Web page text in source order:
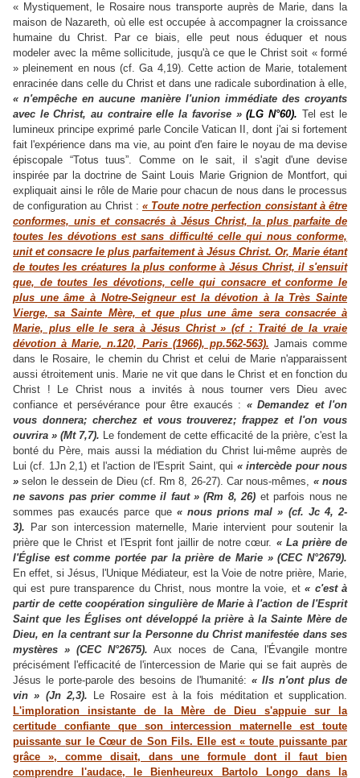
« Mystiquement, le Rosaire nous transporte auprès de Marie, dans la
maison de Nazareth, où elle est occupée à accompagner la croissance
humaine du Christ. Par ce biais, elle peut nous éduquer et nous
modeler avec la même sollicitude, jusqu'à ce que le Christ soit « formé
» pleinement en nous (cf. Ga 4,19). Cette action de Marie, totalement
enracinée dans celle du Christ et dans une radicale subordination à elle,
« n'empêche en aucune manière l'union immédiate des croyants
avec le Christ, au contraire elle la favorise »(LG N°60). Tel est le
lumineux principe exprimé parle Concile Vatican II, dont j'ai si fortement
fait l'expérience dans ma vie, au point d'en faire le noyau de ma devise
épiscopale “Totus tuus”. Comme on le sait, il s'agit d'une devise
inspirée par la doctrine de Saint Louis Marie Grignion de Montfort, qui
expliquait ainsi le rôle de Marie pour chacun de nous dans le processus
de configuration au Christ : « Toute notre perfection consistant à être
conformes, unis et consacrés à Jésus Christ, la plus parfaite de
toutes les dévotions est sans difficulté celle qui nous conforme,
unit et consacre le plus parfaitement à Jésus Christ. Or, Marie étant
de toutes les créatures la plus conforme à Jésus Christ, il s'ensuit
que, de toutes les dévotions, celle qui consacre et conforme le
plus une âme à Notre-Seigneur est la dévotion à la Très Sainte
Vierge, sa Sainte Mère, et que plus une âme sera consacrée à
Marie, plus elle le sera à Jésus Christ » (cf : Traité de la vraie
dévotion à Marie, n.120, Paris (1966), pp.562-563). Jamais comme
dans le Rosaire, le chemin du Christ et celui de Marie n'apparaissent
aussi étroitement unis. Marie ne vit que dans le Christ et en fonction du
Christ ! Le Christ nous a invités à nous tourner vers Dieu avec
confiance et persévérance pour être exaucés : « Demandez et l'on
vous donnera; cherchez et vous trouverez; frappez et l'on vous
ouvrira » (Mt 7,7). Le fondement de cette efficacité de la prière, c'est la
bonté du Père, mais aussi la médiation du Christ lui-même auprès de
Lui (cf. 1Jn 2,1) et l'action de l'Esprit Saint, qui « intercède pour nous
» selon le dessein de Dieu (cf. Rm 8, 26-27). Car nous-mêmes, « nous
ne savons pas prier comme il faut » (Rm 8, 26) et parfois nous ne
sommes pas exaucés parce que « nous prions mal » (cf. Jc 4, 2-
3).
Par son intercession maternelle, Marie intervient pour soutenir la
prière que le Christ et l'Esprit font jaillir de notre cœur. « La prière de
l'Église est comme portée par la prière de Marie » (CEC N°2679).
En effet, si Jésus, l'Unique Médiateur, est la Voie de notre prière, Marie,
qui est pure transparence du Christ, nous montre la voie, et« c'est à
partir de cette coopération singulière de Marie à l'action de l'Esprit
Saint que les Églises ont développé la prière à la Sainte Mère de
Dieu, en la centrant sur la Personne du Christ manifestée dans ses
mystères » (CEC N°2675). Aux noces de Cana, l'Évangile montre
précisément l'efficacité de l'intercession de Marie qui se fait auprès de
Jésus le porte-parole des besoins de l'humanité: « Ils n'ont plus de
vin » (Jn 2,3). Le Rosaire est à la fois méditation et supplication.
L'imploration insistante de la Mère de Dieu s'appuie sur la
certitude confiante que son intercession maternelle est toute
puissantesur le Cœur de Son Fils. Elle est « toute puissante par
grâce », comme disait, dans une formule dont il faut bien
comprendre l'audace, le Bienheureux Bartolo Longo dans la